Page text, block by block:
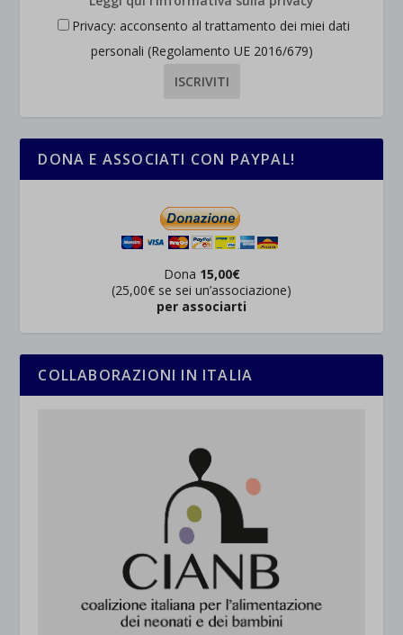
Privacy: acconsento al trattamento dei miei dati
personali (Regolamento UE 2016/679)
DONA E ASSOCIATI CON PAYPAL!
Dona 15,00€
(25,00€ se sei un’associazione)
per associarti
COLLABORAZIONI IN ITALIA